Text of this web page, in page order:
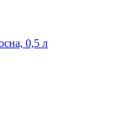
0,5 л